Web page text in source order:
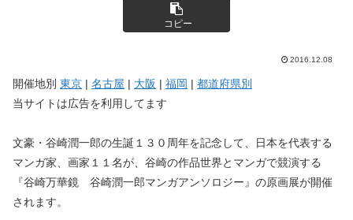
コピー
2016.12.08
開催地別 東京 | 名古屋 | 大阪 | 福岡 | 都道府県別
当サイトは広告を利用してます
文豪・谷崎潤一郎の生誕１３０周年を記念して、日本を代表する
マンガ家、画家１１名が、谷崎の作品世界とマンガで競演する
『谷崎万華鏡 谷崎潤一郎マンガアンソロジー』の原画展が開催
されます。